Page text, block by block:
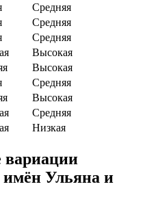
Средняя
Средняя
Средняя
Высокая
Высокая
Средняя
Высокая
Средняя
Низкая
вариации
имён Ульяна и